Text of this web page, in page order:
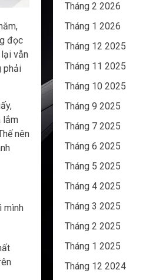
đọc
vẫn
phải
lắm
nên
mình
Tháng 2 2026
Tháng 1 2026
Tháng 12 2025
Tháng 11 2025
Tháng 10 2025
Tháng 9 2025
Tháng 7 2025
Tháng 6 2025
Tháng 5 2025
Tháng 4 2025
Tháng 3 2025
Tháng 2 2025
Tháng 1 2025
Tháng 12 2024